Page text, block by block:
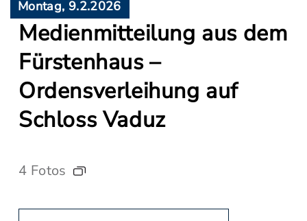
Montag, 9.2.2026
Medienmitteilung aus dem
Fürstenhaus –
Ordensverleihung auf
Schloss Vaduz
4 Fotos